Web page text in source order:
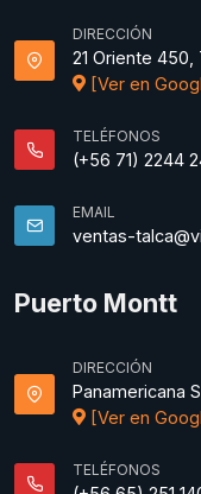
DIRECCIÓN
21 Oriente 450,
[Ver en
TELÉFONOS
(+56 71) 2244
EMAIL
ventas-
Puerto Montt
DIRECCIÓN
Panamericana
[Ver en
TELÉFONOS